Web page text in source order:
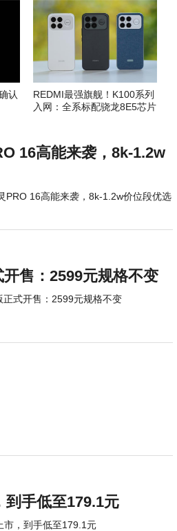
认
REDMI最强旗舰！K100系列
入网：全系标配骁龙8E5芯片
16高能来袭，8k-1.2w
PRO 16高能来袭，8k-1.2w价位段优选
售：2599元规格不变
式开售：2599元规格不变
到手低至179.1元
市，到手低至179.1元